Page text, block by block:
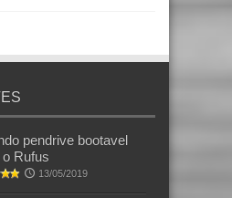
pendrive bootavel
Rufus
13/05/2019